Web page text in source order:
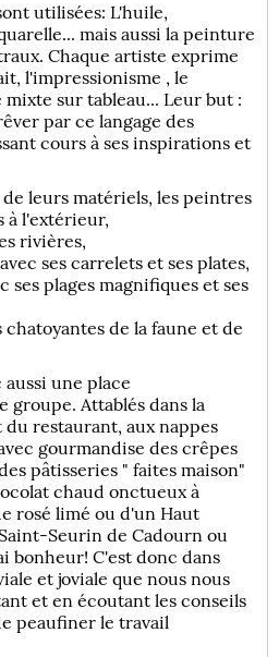
utilisées: L'huile,
mais aussi la peinture
Chaque artiste exprime
l'impressionisme , le
sur tableau... Leur but :
par ce langage des
cours à ses inspirations et
leurs matériels, les peintres
à l'extérieur,
rivières,
ses carrelets et ses plates,
ses plages magnifiques et ses
de la faune et de
une place
Attablés dans la
restaurant, aux nappes
gourmandise des crêpes
pâtisseries " faites maison"
chaud onctueux à
rosé limé ou d'un Haut
Seurin de Cadourn ou
bonheur! C'est donc dans
et joviale que nous nous
et en écoutant les conseils
peaufiner le travail